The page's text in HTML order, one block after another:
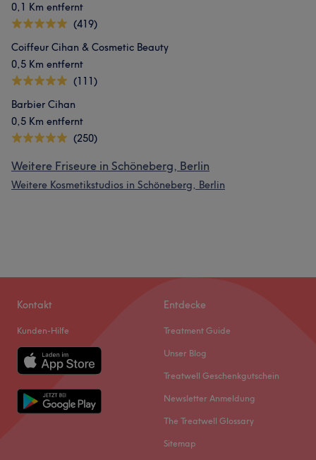
0,1 Km entfernt
(419)
Coiffeur Cihan & Cosmetic Beauty
0,5 Km entfernt
(111)
Barbier Cihan
0,5 Km entfernt
(250)
Weitere Friseure in Schöneberg, Berlin
Weitere Kosmetikstudios in Schöneberg, Berlin
Kontakt
Kunden-Hilfe
Entdecke
Treatment Guide
Unser Blog
Treatwell Geschenkgutschein
Newsletter Anmeldung
The Treatwell Glossary
Sitemap